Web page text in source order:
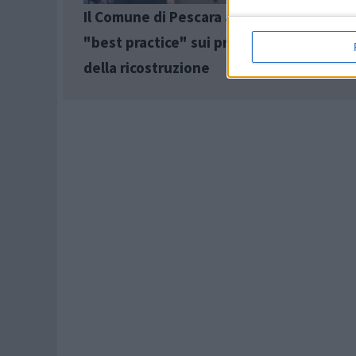
Il Comune di Pescara a Kiev per
"best practice" sui progetti europei in
della ricostruzione